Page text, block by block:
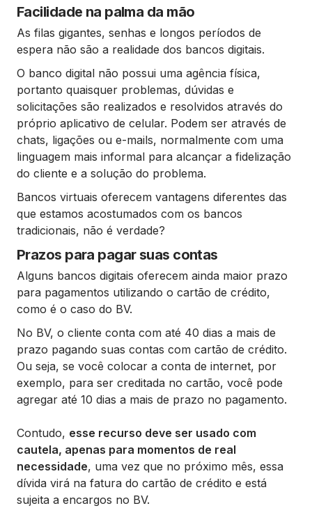
Facilidade na palma da mão
As filas gigantes, senhas e longos períodos de
espera não são a realidade dos bancos digitais.
O banco digital não possui uma agência física,
portanto quaisquer problemas, dúvidas e
solicitações são realizados e resolvidos através do
próprio aplicativo de celular. Podem ser através de
chats, ligações ou e-mails, normalmente com uma
linguagem mais informal para alcançar a fidelização
do cliente e a solução do problema.
Bancos virtuais oferecem vantagens diferentes das
que estamos acostumados com os bancos
tradicionais, não é verdade?
Prazos para pagar suas contas
Alguns bancos digitais oferecem ainda maior prazo
para pagamentos utilizando o cartão de crédito,
como é o caso do BV.
No BV, o cliente conta com até 40 dias a mais de
prazo pagando suas contas com cartão de crédito.
Ou seja, se você colocar a conta de internet, por
exemplo, para ser creditada no cartão, você pode
agregar até 10 dias a mais de prazo no pagamento.
Contudo, esse recurso deve ser usado com
cautela, apenas para momentos de real
necessidade, uma vez que no próximo mês, essa
dívida virá na fatura do cartão de crédito e está
sujeita a encargos no BV.